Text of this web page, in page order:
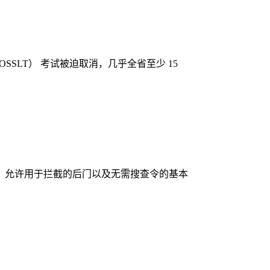
） 考试被迫取消，几乎全省至少 15
许用于拦截的后门以及无需搜查令的基本